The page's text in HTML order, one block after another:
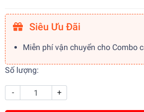
Siêu Ưu Đãi
Miễn phí vận chuyển cho Combo
Số lượng:
- +